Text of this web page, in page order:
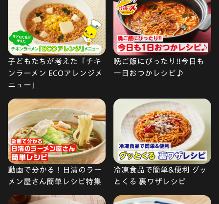
子どもたちが考えた「チキ
ンラーメン ECOアレンジメ
ニュー」
晩ご飯にぴったり!!今日も
一日おつかレシピ♪
動画で分かる！日清のラー
メン屋さん簡単レシピ特集
冷凍食品で簡単&便利 グッ
とくる 裏ワザレシピ